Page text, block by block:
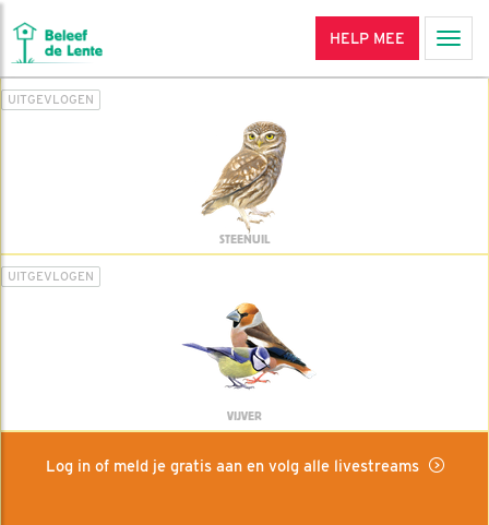
HELP MEE
UITGEVLOGEN
STEENUIL
UITGEVLOGEN
VIJVER
Log in of meld je gratis aan en volg alle livestreams